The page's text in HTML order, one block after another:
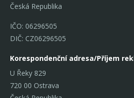
Česká Republika
IČO: 06296505
DIČ: CZ06296505
Korespondenční adresa/Příjem
U Řeky 829
720 00 Ostrava